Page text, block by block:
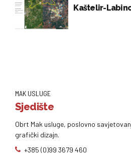
Kaštelir-
MAK USLUGE
Sjedište
Obrt Mak usluge, poslovno
grafički dizajn.
+385 (0)99 3679 460